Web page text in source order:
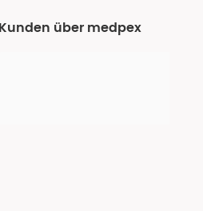
Kunden über medpex